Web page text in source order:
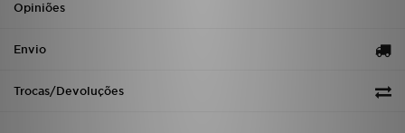
Opiniões
Envio
Trocas/Devoluções